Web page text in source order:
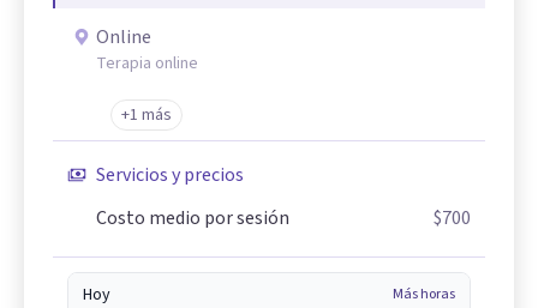
Online
Terapia online
+1 más
Servicios y precios
Costo medio por sesión
$700
Hoy Más horas